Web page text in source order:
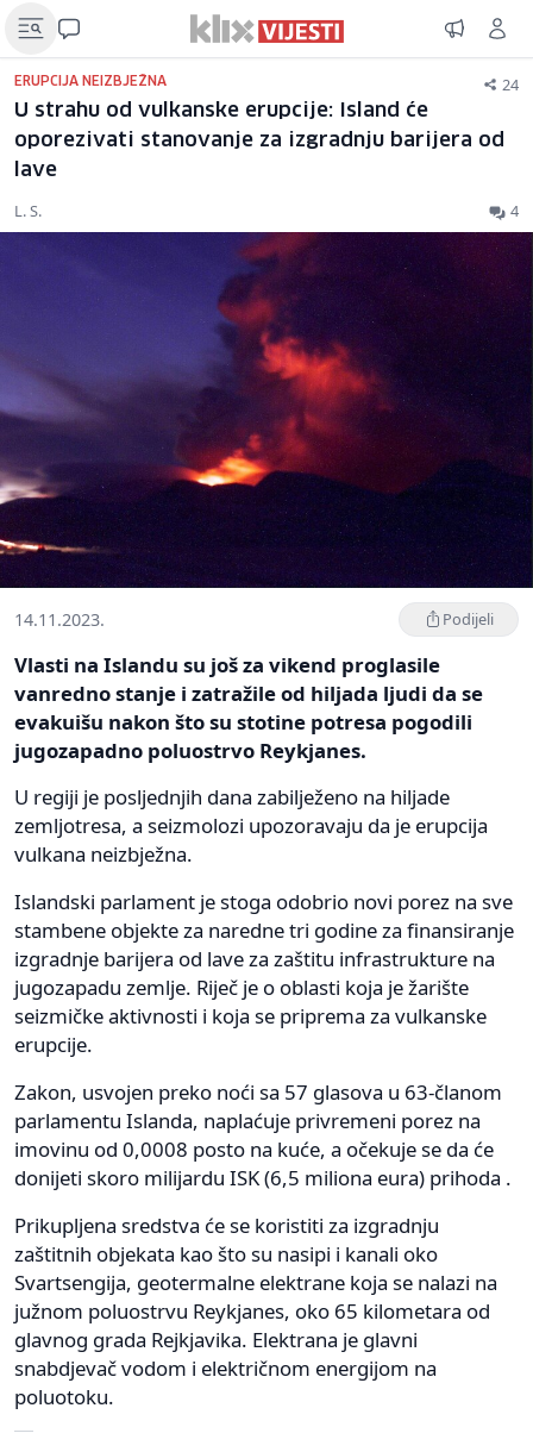
ERUPCIJA NEIZBJEŽNA 24
U strahu od vulkanske erupcije: Island će
oporezivati stanovanje za izgradnju barijera od
lave
L. S. 4
14.11.2023. Podijeli
Vlasti na Islandu su još za vikend proglasile
vanredno stanje i zatražile od hiljada ljudi da se
evakuišu nakon što su stotine potresa pogodili
jugozapadno poluostrvo Reykjanes.
U regiji je posljednjih dana zabilježeno na hiljade
zemljotresa, a seizmolozi upozoravaju da je erupcija
vulkana neizbježna.
Islandski parlament je stoga odobrio novi porez na sve
stambene objekte za naredne tri godine za finansiranje
izgradnje barijera od lave za zaštitu infrastrukture na
jugozapadu zemlje. Riječ je o oblasti koja je žarište
seizmičke aktivnosti i koja se priprema za vulkanske
erupcije.
Zakon, usvojen preko noći sa 57 glasova u 63-članom
parlamentu Islanda, naplaćuje privremeni porez na
imovinu od 0,0008 posto na kuće, a očekuje se da će
donijeti skoro milijardu ISK (6,5 miliona eura) prihoda .
Prikupljena sredstva će se koristiti za izgradnju
zaštitnih objekata kao što su nasipi i kanali oko
Svartsengija, geotermalne elektrane koja se nalazi na
južnom poluostrvu Reykjanes, oko 65 kilometara od
glavnog grada Rejkjavika. Elektrana je glavni
snabdjevač vodom i električnom energijom na
poluotoku.